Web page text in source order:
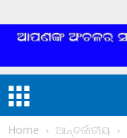
Home ଆନ୍ତର୍ଜାତୀୟ